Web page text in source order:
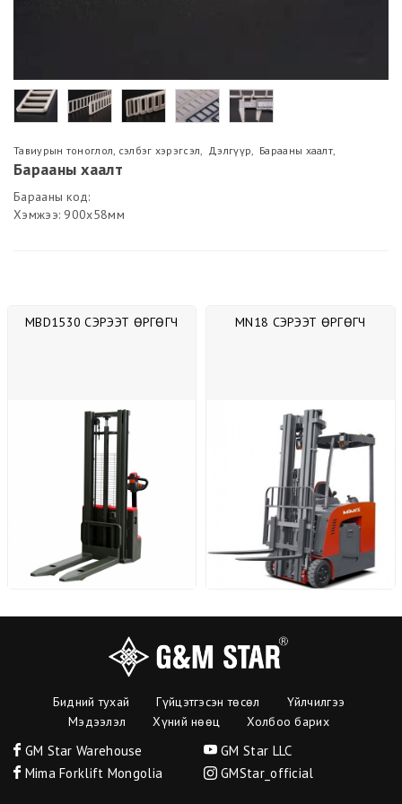
Тавиурын тоноглол, сэлбэг хэрэгсэл, Дэлгүүр, Барааны хаалт,
Барааны хаалт
Барааны код:
Хэмжээ: 900х58мм
MBD1530 СЭРЭЭТ ӨРГӨГЧ MN18 СЭРЭЭТ ӨРГӨГЧ
Бидний тухай Гүйцэтгэсэн төсөл
Үйлчилгээ
Мэдээлэл
Хүний нөөц Холбоо барих
GM Star Warehouse
GM Star LLC
Mima Forklift Mongolia
GMStar_official